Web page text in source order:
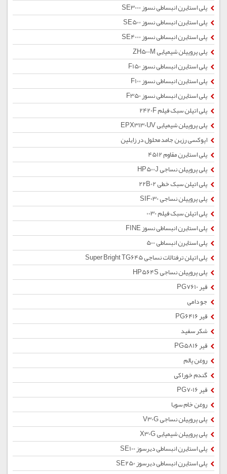
پلی استایرن انبساطی نسوز SE3000
پلی استایرن انبساطی نسوز SE500
پلی استایرن انبساطی نسوز SE4000
پلی پروپیلن شیمیایی ZH500M
پلی استایرن انبساطی نسوز F150
پلی استایرن انبساطی نسوز F100
پلی استایرن انبساطی نسوز F350
پلی اتیلن سبک فیلم 2420F
پلی پروپیلن شیمیایی EPX3130UV
اپوکسی رزین جامد محلول در زایلین
پلی استایرن مقاوم 4512
پلی پروپیلن نساجی HP500J
پلی اتیلن سبک خطی 22B02
پلی پروپیلن نساجی SIF030
پلی اتیلن سبک فیلم 0030
پلی استایرن انبساطی نسوز FINE
پلی استایرن انبساطی 500
پلی اتیلن ترفتالات نساجی Super Bright TG645
پلی پروپیلن نساجی HP564S
قیر PG7610
جو دامی
قیر PG6416
شکر سفید
قیر PG5816
روغن پالم
گندم خوراکی
قیر PG7016
روغن خام سویا
پلی پروپیلن نساجی V30G
پلی پروپیلن شیمیایی X30G
پلی استایرن انبساطی دیرسوز SE100
پلی استایرن انبساطی دیرسوز SE250